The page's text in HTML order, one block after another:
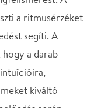
Ernő,
koreográfus
színvilágát